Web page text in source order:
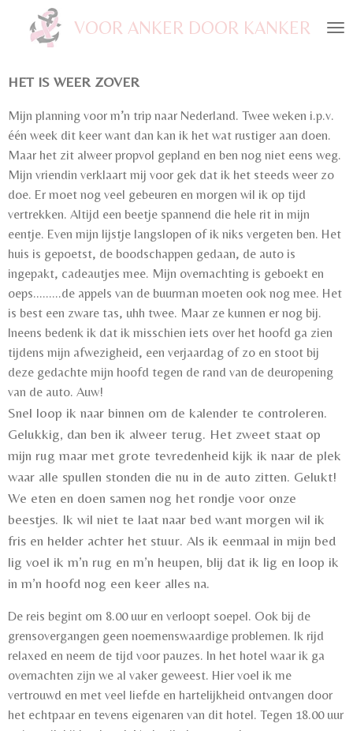
direct
de
VOOR ANKER DOOR KANKER
HET IS WEER ZOVER
Mijn planning voor m’n trip naar Nederland. Twee weken i.p.v.
één week dit keer want dan kan ik het wat rustiger aan doen.
Maar het zit alweer propvol gepland en ben nog niet eens weg.
Mijn vriendin verklaart mij voor gek dat ik het steeds weer zo
doe. Er moet nog veel gebeuren en morgen wil ik op tijd
vertrekken. Altijd een beetje spannend die hele rit in mijn
eentje. Even mijn lijstje langslopen of ik niks vergeten ben. Het
huis is gepoetst, de boodschappen gedaan, de auto is
ingepakt, cadeautjes mee. Mijn overnachting is geboekt en
oeps.........de appels van de buurman moeten ook nog mee. Het
is best een zware tas, uhh twee. Maar ze kunnen er nog bij.
Ineens bedenk ik dat ik misschien iets over het hoofd ga zien
tijdens mijn afwezigheid, een verjaardag of zo en stoot bij
deze gedachte mijn hoofd tegen de rand van de deuropening
van de auto. Auw!
Snel loop ik naar binnen om de kalender te controleren.
Gelukkig, dan ben ik alweer terug. Het zweet staat op
mijn rug maar met grote tevredenheid kijk ik naar de plek
waar alle spullen stonden die nu in de auto zitten. Gelukt!
We eten en doen samen nog het rondje voor onze
beestjes. Ik wil niet te laat naar bed want morgen wil ik
fris en helder achter het stuur. Als ik eenmaal in mijn bed
lig voel ik m’n rug en m’n heupen, blij dat ik lig en loop ik
in m’n hoofd nog een keer alles na.
De reis begint om 8.00 uur en verloopt soepel. Ook bij de
grensovergangen geen noemenswaardige problemen. Ik rijd
relaxed en neem de tijd voor pauzes. In het hotel waar ik ga
overnachten zijn we al vaker geweest. Hier voel ik me
vertrouwd en met veel liefde en hartelijkheid ontvangen door
het echtpaar en tevens eigenaren van dit hotel. Tegen 18.00 uur